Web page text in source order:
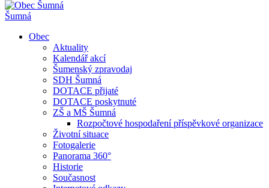
Šumná
Obec
Aktuality
Kalendář akcí
Šumenský zpravodaj
SDH Šumná
DOTACE přijaté
DOTACE poskytnuté
ZŠ a MŠ Šumná
Rozpočtové hospodaření příspěvkové organizace
Životní situace
Fotogalerie
Panorama 360°
Historie
Současnost